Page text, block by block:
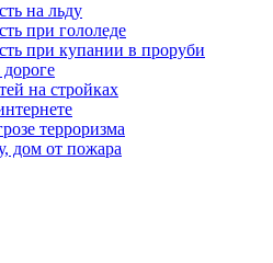
на льду
при гололеде
при купании в проруби
дороге
на стройках
терроризма
дом от пожара